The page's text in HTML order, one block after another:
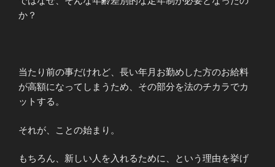
か？
当たり前の事だけれど、長い年月お勤めした方のお給料
が高額になってしまうため、その部分を法のチカラでカ
ットする。
それが、ことの始まり。
もちろん、新しい人を入れるために、という理由を挙げ